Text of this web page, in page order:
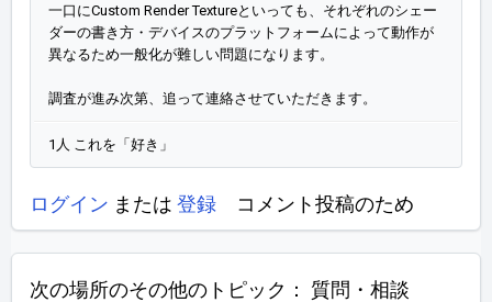
一口にCustom Render Textureといっても、それぞれのシェー
ダーの書き方・デバイスのプラットフォームによって動作が
異なるため一般化が難しい問題になります。
調査が進み次第、追って連絡させていただきます。
1人 これを「好き」
ログイン または 登録 コメント投稿のため
次の場所のその他のトピック： 質問・相談